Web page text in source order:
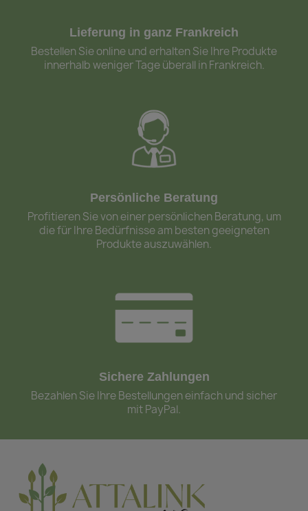
Lieferung in ganz Frankreich
Bestellen Sie online und erhalten Sie Ihre Produkte
innerhalb weniger Tage überall in Frankreich.
Persönliche Beratung
Profitieren Sie von einer persönlichen Beratung, um
die für Ihre Bedürfnisse am besten geeigneten
Produkte auszuwählen.
Sichere Zahlungen
Bezahlen Sie Ihre Bestellungen einfach und sicher
mit PayPal.